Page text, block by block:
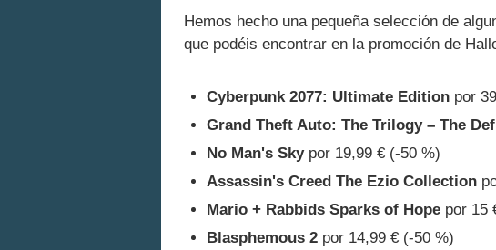
Hemos hecho una pequeña selección de
que podéis encontrar en la promoción de
Cyberpunk 2077: Ultimate Edition por
Grand Theft Auto: The Trilogy – The
No Man's Skypor 19,99 € (-50 %)
Assassin's Creed The Ezio Collection
Mario + Rabbids Sparks of Hope por 15
Blasphemous 2 por 14,99 € (-50 %)